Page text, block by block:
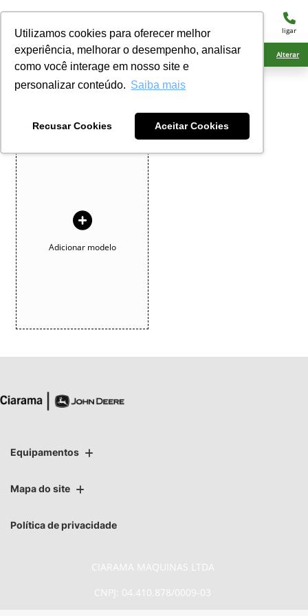
Utilizamos cookies para oferecer melhor
experiência, melhorar o desempenho, analisar
como você interage em nosso site e
personalizar conteúdo. Saiba mais
Recusar Cookies Aceitar Cookies
menu ligar
Ciarama Máquinas Rio Brilhante Alterar
COMPARATIVO
Compare os seus veículos de interesse
Adicionar modelo
Equipamentos
Mapa do site
Política de privacidade
CIARAMA MAQUINAS LTDA
CNPJ: 04.410.878/0009-03